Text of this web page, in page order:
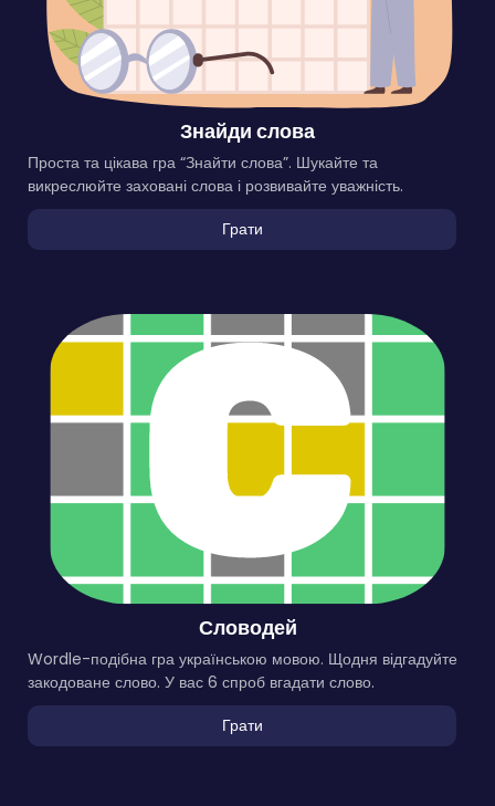
Знайди слова
Проста та цікава гра “Знайти слова”. Шукайте та
викреслюйте заховані слова і розвивайте уважність.
Грати
Словодей
Wordle-подібна гра українською мовою. Щодня відгадуйте
закодоване слово. У вас 6 спроб вгадати слово.
Грати